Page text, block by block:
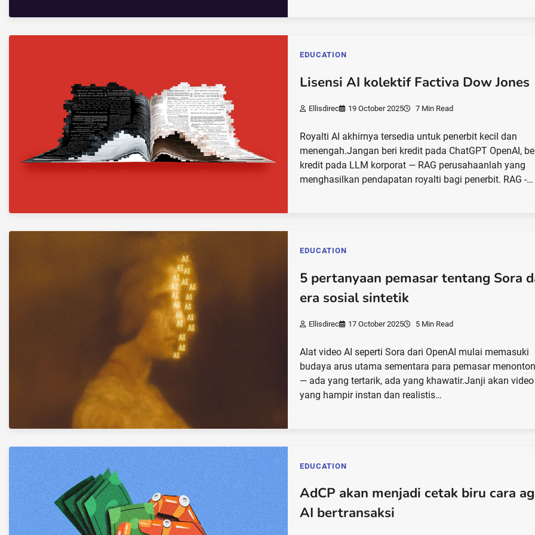
EDUCATION
Lisensi AI kolektif Factiva Dow Jones
Ellisdirec 19 October 2025 7 Min Read
Royalti AI akhirnya tersedia untuk penerbit kecil dan
menengah.Jangan beri kredit pada ChatGPT OpenAI,
kredit pada LLM korporat — RAG perusahaanlah yang
menghasilkan pendapatan royalti bagi penerbit. RAG -…
EDUCATION
5 pertanyaan pemasar tentang Sora
era sosial sintetik
Ellisdirec 17 October 2025 5 Min Read
Alat video AI seperti Sora dari OpenAI mulai memasuki
budaya arus utama sementara para pemasar
— ada yang tertarik, ada yang khawatir.Janji akan video
yang hampir instan dan realistis…
EDUCATION
AdCP akan menjadi cetak biru cara
AI bertransaksi